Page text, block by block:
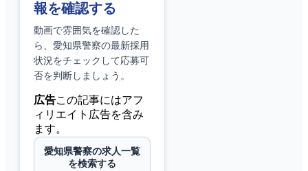
報を確認する
動画で雰囲気を確認した
ら、 愛知県警察の最新採用
状況をチェックして応募可
否を判断しましょう。
広告この記事にはアフ
ィリエイト広告を含み
ます。
愛知県警察の求人一覧
を検索する